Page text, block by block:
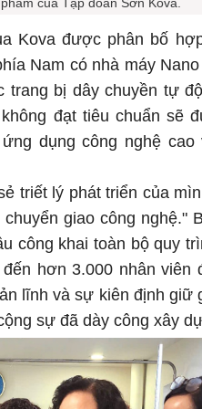
của Tập đoàn Sơn Kova.
Kova được phân bố
Nam có nhà máy
trang bị dây chuyền tự
đạt tiêu chuẩn sẽ
dụng công nghệ cao
triết lý phát triển của
giao công nghệ."
công khai toàn bộ quy
hơn 3.000 nhân viên
lĩnh và sự kiên định giữ
sự đã dày công xây